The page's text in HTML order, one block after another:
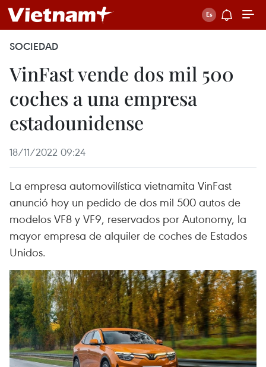
SOCIEDAD
VinFast vende dos mil 500
coches a una empresa
estadounidense
18/11/2022 09:24
La empresa automovilística vietnamita VinFast
anunció hoy un pedido de dos mil 500 autos de
modelos VF8 y VF9, reservados por Autonomy, la
mayor empresa de alquiler de coches de Estados
Unidos.